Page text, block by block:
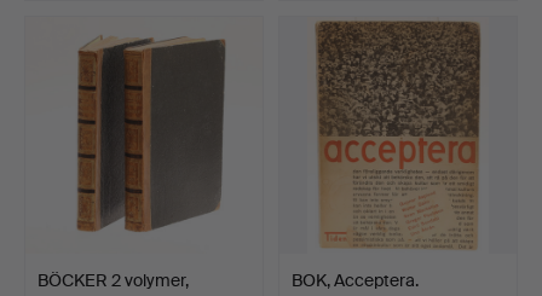
BÖCKER 2 volymer,
BOK, Acceptera.